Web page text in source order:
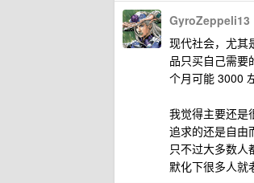
GyroZeppeli13
现代社会，尤其
品只买自己需要
个月可能 3000
我觉得主要还是
追求的还是自由
只不过大多数
默化下很多人就